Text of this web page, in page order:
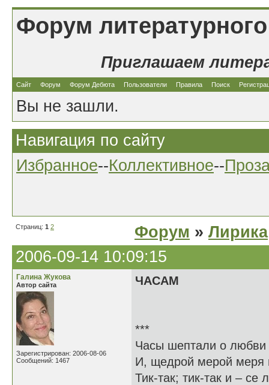
Форум
Приглашаем
Сайт Форум Форум Дебюта Пользователи Правила Поиск
Вы не зашли.
Навигация по сайту
Избранное--Коллективное--
Страниц: 1 2 Форум » Лирика
2006-09-14 10:09:15
Галина Жукова
Автор сайта
Зарегистрирован: 2006-08-06
Сообщений: 1467
ЧАСАМ
***
Часы шептали о любви
И, щедрой мерой меря
Тик-так; тик-так и – се